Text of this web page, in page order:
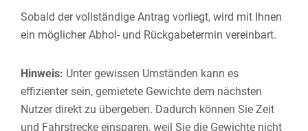
Sobald der vollständige Antrag vorliegt, wird mit Ihnen
ein möglicher Abhol- und Rückgabetermin vereinbart.
Hinweis: Unter gewissen Umständen kann es
effizienter sein, gemietete Gewichte dem nächsten
Nutzer direkt zu übergeben. Dadurch können Sie Zeit
und Fahrstrecke einsparen, weil Sie die Gewichte nicht